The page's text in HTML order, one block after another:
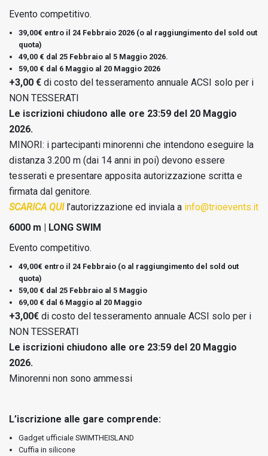
Evento competitivo.
39,00€ entro il 24 Febbraio 2026 (o al raggiungimento del sold out
quota)
49,00 € dal 25 Febbraio al 5 Maggio 2026.
59,00 € dal 6 Maggio al 20 Maggio 2026
+3,00 € di costo del tesseramento annuale ACSI solo per i
NON TESSERATI
Le iscrizioni chiudono alle ore 23:59 del 20 Maggio
2026.
MINORI: i partecipanti minorenni che intendono eseguire la
distanza 3.200 m (dai 14 anni in poi) devono essere
tesserati e presentare apposita autorizzazione scritta e
firmata dal genitore.
SCARICA QUIl’autorizzazione ed inviala a info@trioevents.it
6000 m | LONG SWIM
Evento competitivo.
49,00€ entro il 24 Febbraio (o al raggiungimento del sold out
quota)
59,00 € dal 25 Febbraio al 5 Maggio
69,00 € dal 6 Maggio al 20 Maggio
+3,00€ di costo del tesseramento annuale ACSI solo per i
NON TESSERATI
Le iscrizioni chiudono alle ore 23:59 del 20 Maggio
2026.
Minorenni non sono ammessi
L’iscrizione alle gare comprende:
Gadget ufficiale SWIMTHEISLAND
Cuffia in silicone